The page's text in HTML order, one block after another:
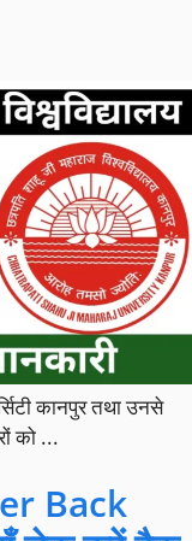
कानपुर तथा उनसे
को ...
Back